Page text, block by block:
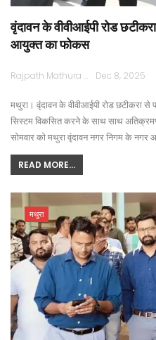
वृंदावन के वीवीआईपी रोड
आयुक्त का फोकस
Rajpath Mathura Dec 8, 2025
मथुरा। वृंदावन के वीवीआईपी रोड छटीकरा
सिस्टम विकसित करने के साथ साथ
सोमवार को मथुरा वृंदावन नगर निगम के नगर
READ MORE...
मथुरा